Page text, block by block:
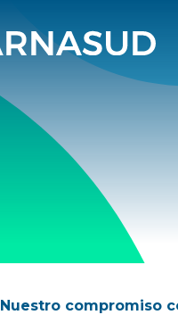
Nuestro compromiso